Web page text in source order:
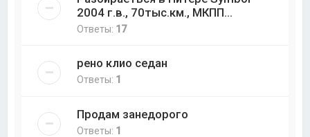
2004 г.в., 70тыс.км., МКПП...
Ответы: 17
рено клио седан
Ответы: 1
Продам занедорого
Ответы: 1